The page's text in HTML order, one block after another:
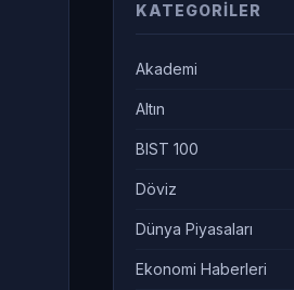
KATEGORILER
Akademi
Altın
BIST 100
Döviz
Dünya Piyasaları
Ekonomi Haberleri